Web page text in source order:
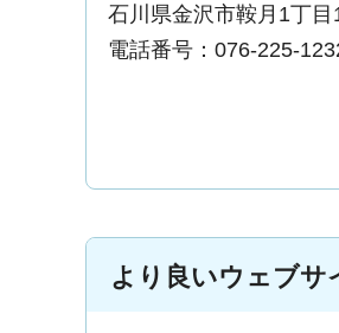
石川県金沢市鞍月1丁目
電話番号：076-225-
より良いウェブサ